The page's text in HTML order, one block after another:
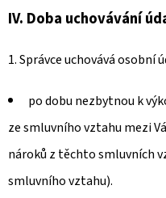
IV. Doba uchovávání
1. Správce uchovává osobní
po dobu nezbytnou k
ze smluvního vztahu mezi
nároků z těchto smluvních
smluvního vztahu).